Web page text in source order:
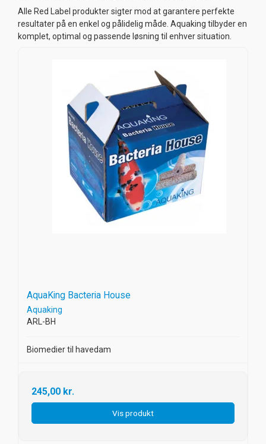
Alle Red Label produkter sigter mod at garantere perfekte
resultater på en enkel og pålidelig måde. Aquaking tilbyder en
komplet, optimal og passende løsning til enhver situation.
AquaKing Bacteria House
Aquaking
ARL-BH
Biomedier til havedam
245,00 kr.
Vis produkt